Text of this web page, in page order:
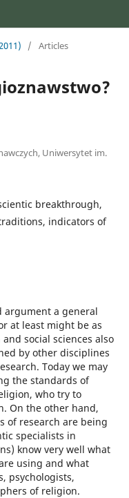
/ Articles
Uniwersytet im.
breakthrough,
indicators of
argument a general
at least might be as
social sciences also
by other disciplines
Today we may
the standards of
who try to
On the other hand,
of research are being
specialists in
know very well what
using and what
psychologists,
of religion.